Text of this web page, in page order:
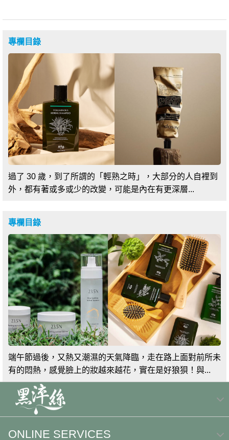
專欄目錄
過了 30 歲，到了所謂的「輕熟之時」，大部分的人自裡到
外，都有著或多或少的改變，可能是內在有更深層...
專欄目錄
端午節過後，又熱又潮濕的天氣降臨，走在路上面對前所未
有的悶熱，感覺臉上的妝越來越花，實在是好狼狽！與...
ONLINE SERVICES